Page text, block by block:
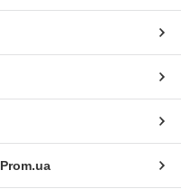
Prom.ua